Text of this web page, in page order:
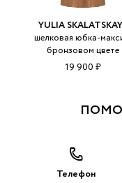
YULIA
шелковая юбка-
бронзовом цвете
19 900 ₽
Телефон